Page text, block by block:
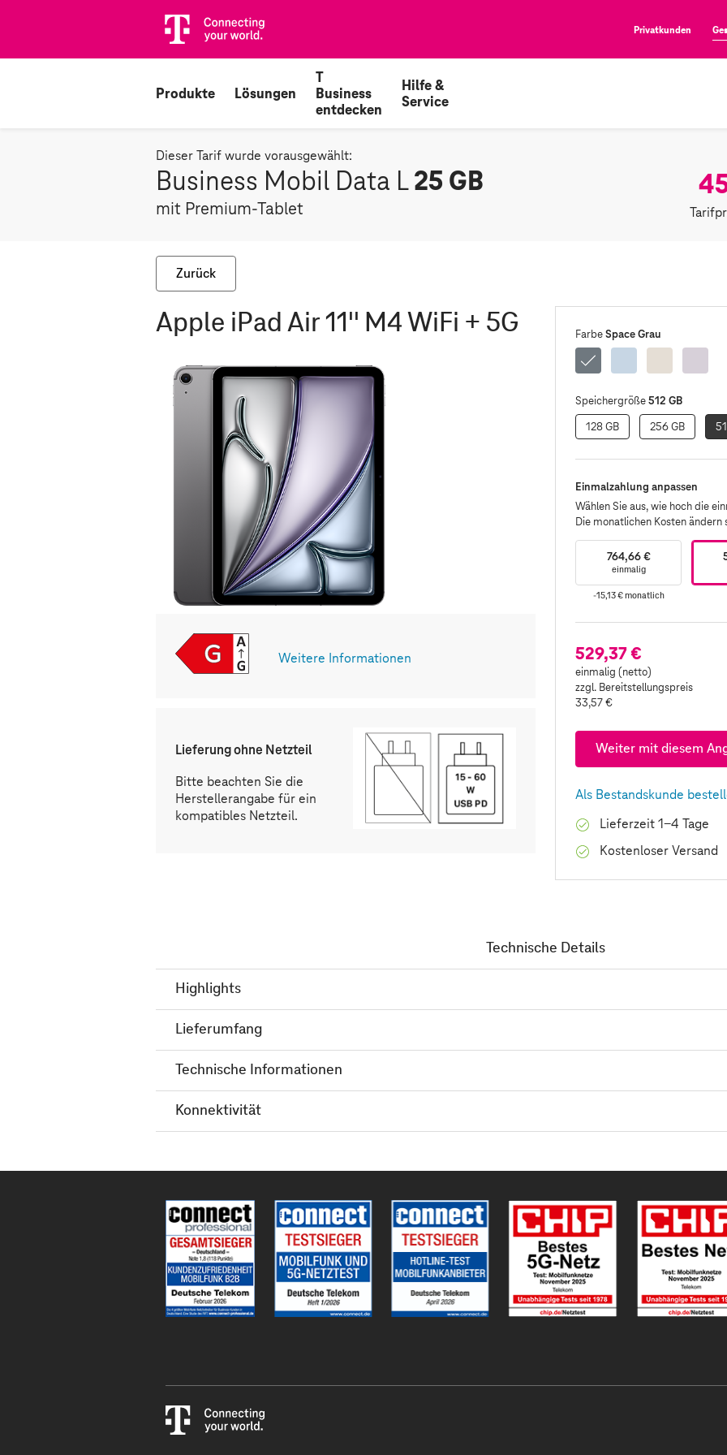
Privatkunden
Produkte Lösungen
T
Business
entdecken
Hilfe &
Service
Dieser Tarif wurde vorausgewählt:
Business Mobil Data L25 GB
mit Premium-Tablet
Zurück
Apple iPad Air 11'' M4 WiFi + 5G
Weitere Informationen
Lieferung ohne Netzteil
Bitte beachten Sie die
Herstellerangabe für ein
kompatibles Netzteil.
Farbe Space Grau
Space
Grau
Speichergröße 512 GB
128 GB 256 GB
Einmalzahlung anpassen
Wählen Sie aus, wie hoch die
Die monatlichen Kosten
764,66 €
einmalig
-15,13 €monatlich
529,37 €
einmalig (netto)
zzgl. Bereitstellungspreis
33,57 €
Weiter mit diesem
Als Bestandskunde
Lieferzeit 1-4 Tage
Kostenloser Versand
Technische Details
Highlights
Lieferumfang
Technische Informationen
Konnektivität